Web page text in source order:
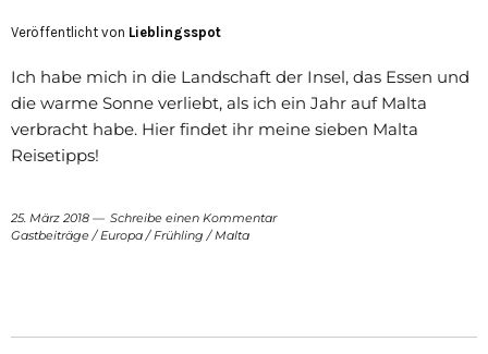
Veröffentlicht von Lieblingsspot
Ich habe mich in die Landschaft der Insel, das Essen und
die warme Sonne verliebt, als ich ein Jahr auf Malta
verbracht habe. Hier findet ihr meine sieben Malta
Reisetipps!
25. März 2018
Schreibe einen Kommentar
Gastbeiträge/Europa/Frühling /Malta